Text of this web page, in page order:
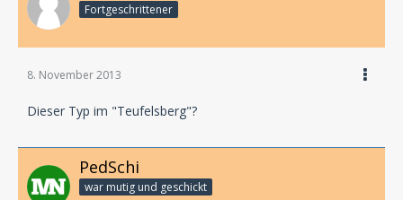
Fortgeschrittener
8. November 2013
Dieser Typ im "Teufelsberg"?
PedSchi
war mutig und geschickt